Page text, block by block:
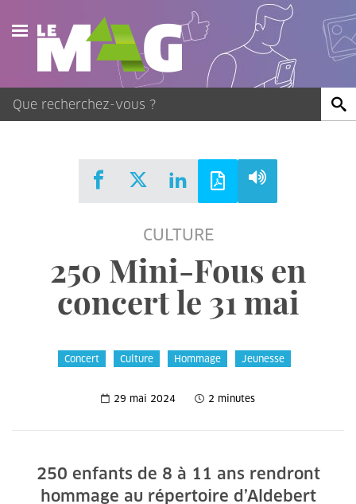
Actualités
Agenda
Publications
CULTURE
250 Mini-Fous en
concert le 31 mai
Concert Culture Hommage Jeunesse
29 mai 2024 2 minutes
250 enfants de 8 à 11 ans rendront
hommage au répertoire d’Aldebert